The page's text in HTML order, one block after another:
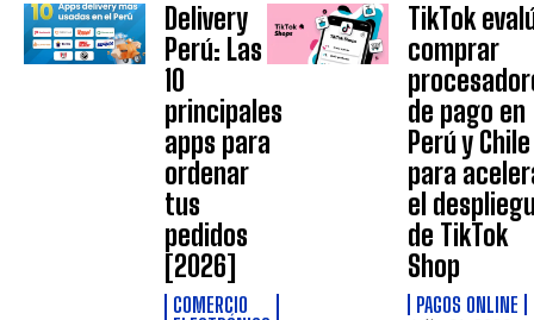
Delivery
Perú: Las
10
principales
apps para
ordenar
tus
pedidos
[2026]
COMERCIO
TikTok
comprar
de pago en
Perú y Chile
para
el
de TikTok
Shop
PAGOS ONLINE